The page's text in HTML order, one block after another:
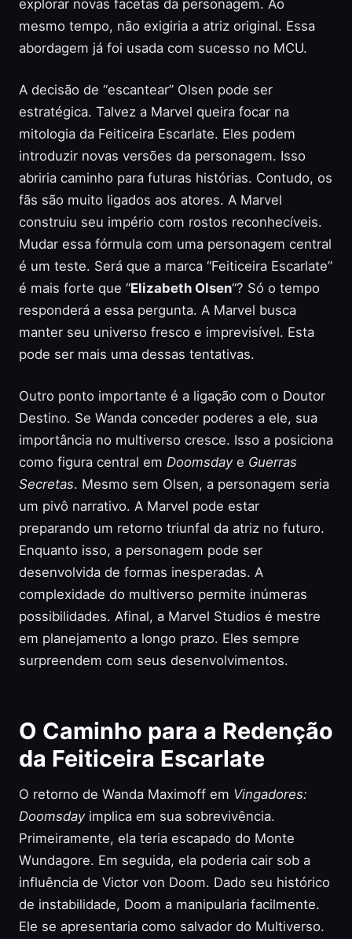
explorar novas facetas da personagem. Ao
mesmo tempo, não exigiria a atriz original. Essa
abordagem já foi usada com sucesso no MCU.
A decisão de “escantear” Olsen pode ser
estratégica. Talvez a Marvel queira focar na
mitologia da Feiticeira Escarlate. Eles podem
introduzir novas versões da personagem. Isso
abriria caminho para futuras histórias. Contudo, os
fãs são muito ligados aos atores. A Marvel
construiu seu império com rostos reconhecíveis.
Mudar essa fórmula com uma personagem central
é um teste. Será que a marca “Feiticeira Escarlate”
é mais forte que “Elizabeth Olsen“? Só o tempo
responderá a essa pergunta. A Marvel busca
manter seu universo fresco e imprevisível. Esta
pode ser mais uma dessas tentativas.
Outro ponto importante é a ligação com o Doutor
Destino. Se Wanda conceder poderes a ele, sua
importância no multiverso cresce. Isso a posiciona
como figura central em Doomsdaye Guerras
Secretas. Mesmo sem Olsen, a personagem seria
um pivô narrativo. A Marvel pode estar
preparando um retorno triunfal da atriz no futuro.
Enquanto isso, a personagem pode ser
desenvolvida de formas inesperadas. A
complexidade do multiverso permite inúmeras
possibilidades. Afinal, a Marvel Studios é mestre
em planejamento a longo prazo. Eles sempre
surpreendem com seus desenvolvimentos.
O Caminho para a Redenção
da Feiticeira Escarlate
O retorno de Wanda Maximoff em Vingadores:
Doomsdayimplica em sua sobrevivência.
Primeiramente, ela teria escapado do Monte
Wundagore. Em seguida, ela poderia cair sob a
influência de Victor von Doom. Dado seu histórico
de instabilidade, Doom a manipularia facilmente.
Ele se apresentaria como salvador do Multiverso.